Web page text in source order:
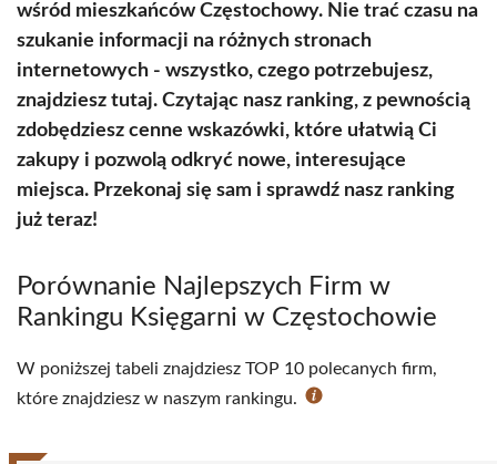
wśród mieszkańców Częstochowy. Nie trać czasu na
szukanie informacji na różnych stronach
internetowych - wszystko, czego potrzebujesz,
znajdziesz tutaj. Czytając nasz ranking, z pewnością
zdobędziesz cenne wskazówki, które ułatwią Ci
zakupy i pozwolą odkryć nowe, interesujące
miejsca. Przekonaj się sam i sprawdź nasz ranking
już teraz!
Porównanie Najlepszych Firm w
Rankingu Księgarni w Częstochowie
W poniższej tabeli znajdziesz TOP 10 polecanych firm,
które znajdziesz w naszym rankingu.